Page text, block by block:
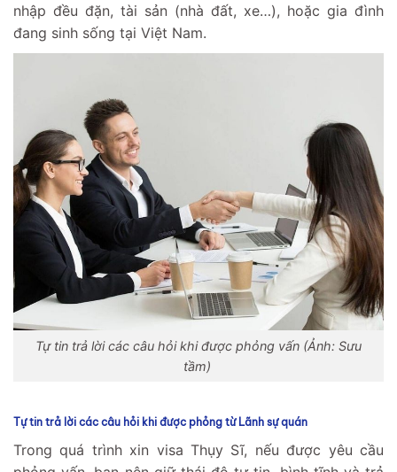
nhập đều đặn, tài sản (nhà đất, xe…), hoặc gia đình
đang sinh sống tại Việt Nam.
Tự tin trả lời các câu hỏi khi được phỏng vấn (Ảnh: Sưu
tầm)
Tự tin trả lời các câu hỏi khi được phỏng từ Lãnh sự quán
Trong quá trình xin visa Thụy Sĩ, nếu được yêu cầu